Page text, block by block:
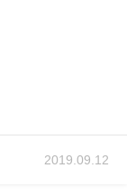
2019.09.12